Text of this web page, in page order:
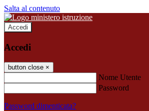
Salta al contenuto
Accedi
Accedi
button close ×
Nome Utente
Password
Password dimenticata?